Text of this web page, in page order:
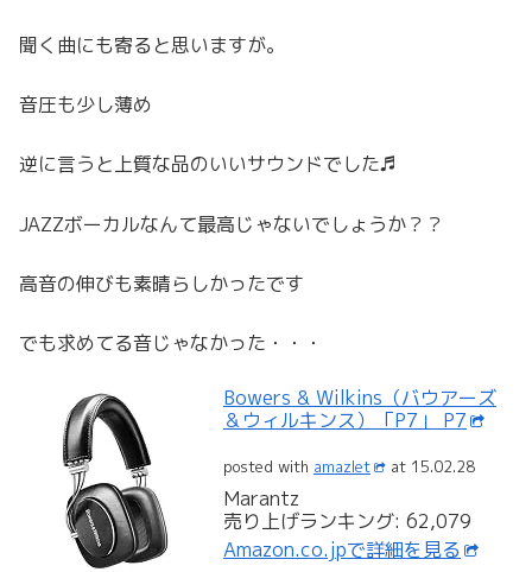
聞く曲にも寄ると思いますが。
音圧も少し薄め
逆に言うと上質な品のいいサウンドでした♬
JAZZボーカルなんて最高じゃないでしょうか？？
高音の伸びも素晴らしかったです
でも求めてる音じゃなかった・・・
Bowers & Wilkins（バウアーズ
＆ウィルキンス）「P7」 P7
posted with amazlet at 15.02.28
Marantz
売り上げランキング: 62,079
Amazon.co.jpで詳細を見る